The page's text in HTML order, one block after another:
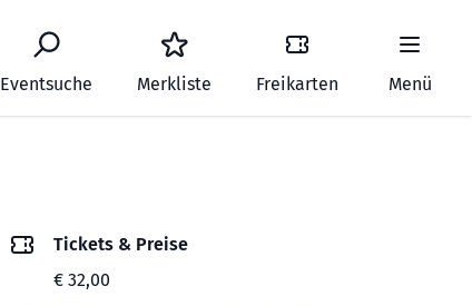
Eventsuche Merkliste Freikarten Menü
Tickets & Preise
€ 32,00